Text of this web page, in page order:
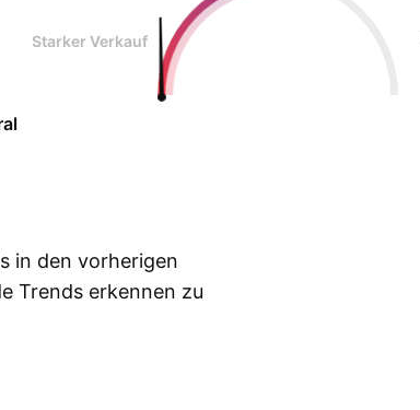
Starker Verkauf
in den vorherigen
Trends erkennen zu